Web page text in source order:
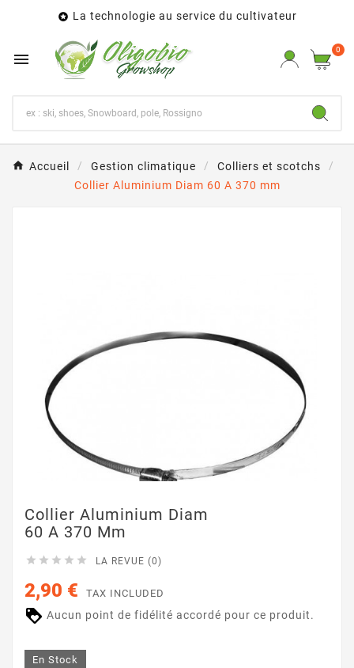
 La technologie au service du cultivateur

0
Accueil Gestion climatique
Colliers et scotchs
Collier Aluminium Diam 60 A 370 mm
Collier Aluminium Diam
60 A 370 Mm
     LA REVUE (0)
2,90 € TAX INCLUDED
Aucun point de fidélité accordé pour ce produit.
En Stock